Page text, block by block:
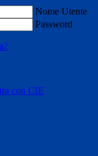
Nome Utente
Password
con CIE